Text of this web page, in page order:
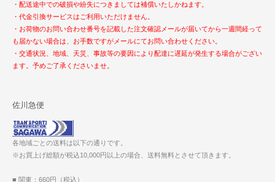
・配送途中での破損や紛失につきましては補償いたしかねます。
・代金引換サービスはご利用いただけません。
・お荷物のお問い合わせ番号を記載した注文確認メールが届いてから一週間経って
も届かない場合は、お手数ですがメールにてお問い合わせください。
・交通状況、地域、天災、事故等の要因により配達に遅延が発生する場合がござい
ます。予めご了承くださいませ。
佐川急便
各地域ごとの送料は以下の通りです。
※お買上げ総額が税込10,000円以上の場合、送料無料とさせて頂きます。
■ 関東：660円（税込）